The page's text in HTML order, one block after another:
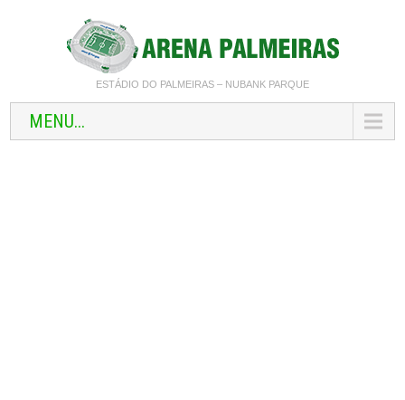
ESTÁDIO DO PALMEIRAS – NUBANK PARQUE
MENU...